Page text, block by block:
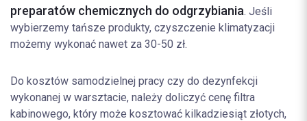
preparatów chemicznych do odgrzybiania. Jeśli
wybierzemy tańsze produkty, czyszczenie klimatyzacji
możemy wykonać nawet za 30-50 zł.
Do kosztów samodzielnej pracy czy do dezynfekcji
wykonanej w warsztacie, należy doliczyć cenę filtra
kabinowego, który może kosztować kilkadziesiąt złotych,